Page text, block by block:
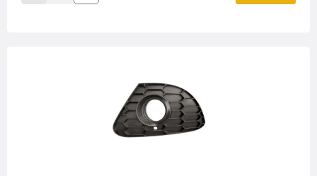
Decrease Quantity:
Increase Quantity: